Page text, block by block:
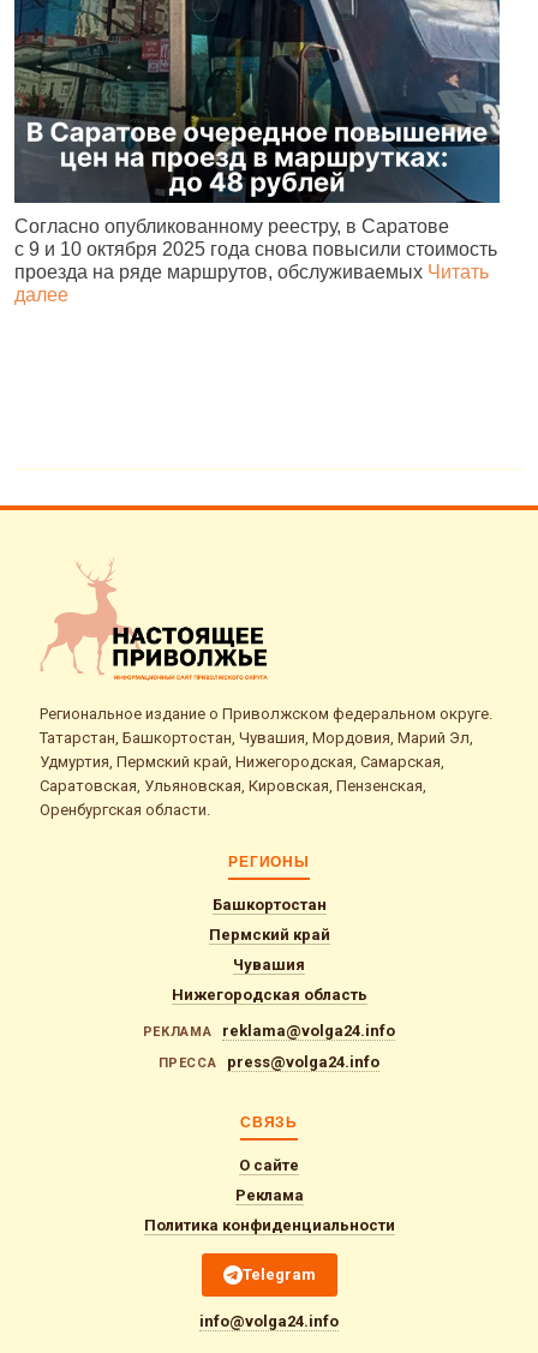
Согласно опубликованному реестру, в Саратове
с 9 и 10 октября 2025 года снова повысили стоимость
проезда на ряде маршрутов, обслуживаемых Читать
далее
Региональное издание о Приволжском федеральном округе.
Татарстан, Башкортостан, Чувашия, Мордовия, Марий Эл,
Удмуртия, Пермский край, Нижегородская, Самарская,
Саратовская, Ульяновская, Кировская, Пензенская,
Оренбургская области.
РЕГИОНЫ
Башкортостан
Пермский край
Чувашия
Нижегородская область
РЕКЛАМА reklama@volga24.info
ПРЕССА press@volga24.info
СВЯЗЬ
О сайте
Реклама
Политика конфиденциальности
Telegram
info@volga24.info